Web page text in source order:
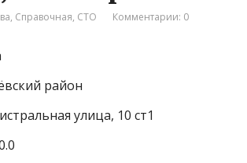
, Справочная, СТО Комментарии: 0
район
улица, 10 ст1